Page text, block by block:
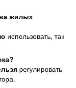
жилых
использовать, так
регулировать